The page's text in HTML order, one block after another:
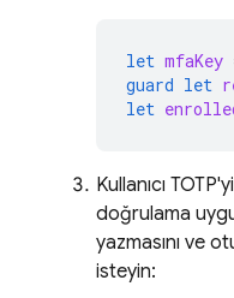
let mfaKey
guard let
let
Kullanıcı
doğrulama
yazmasını ve
isteyin: